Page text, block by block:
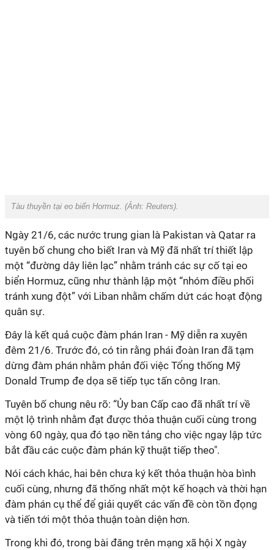
Tàu thuyền tại eo biển Hormuz. (Ảnh: Reuters).
Ngày 21/6, các nước trung gian là Pakistan và Qatar ra
tuyên bố chung cho biết Iran và Mỹ đã nhất trí thiết lập
một “đường dây liên lạc” nhằm tránh các sự cố tại eo
biển Hormuz, cũng như thành lập một “nhóm điều phối
tránh xung đột” với Liban nhằm chấm dứt các hoạt động
quân sự.
Đây là kết quả cuộc đàm phán Iran - Mỹ diễn ra xuyên
đêm 21/6. Trước đó, có tin rằng phái đoàn Iran đã tạm
dừng đàm phán nhằm phản đối việc Tổng thống Mỹ
Donald Trump đe dọa sẽ tiếp tục tấn công Iran.
Tuyên bố chung nêu rõ: “Ủy ban Cấp cao đã nhất trí về
một lộ trình nhằm đạt được thỏa thuận cuối cùng trong
vòng 60 ngày, qua đó tạo nền tảng cho việc ngay lập tức
bắt đầu các cuộc đàm phán kỹ thuật tiếp theo".
Nói cách khác, hai bên chưa ký kết thỏa thuận hòa bình
cuối cùng, nhưng đã thống nhất một kế hoạch và thời hạn
đàm phán cụ thể để giải quyết các vấn đề còn tồn đọng
và tiến tới một thỏa thuận toàn diện hơn.
Trong khi đó, trong bài đăng trên mạng xã hội X ngày